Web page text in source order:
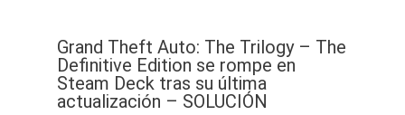
Grand Theft Auto: The Trilogy – The
Definitive Edition se rompe en
Steam Deck tras su última
actualización – SOLUCIÓN